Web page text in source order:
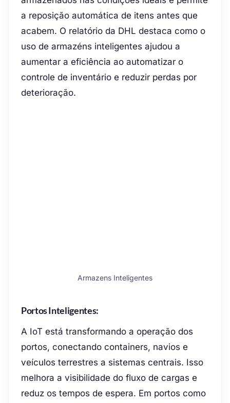
a reposição automática de itens antes que
acabem. O relatório da DHL destaca como o
uso de armazéns inteligentes ajudou a
aumentar a eficiência ao automatizar o
controle de inventário e reduzir perdas por
deterioração.
Armazens Inteligentes
Portos Inteligentes:
A IoT está transformando a operação dos
portos, conectando containers, navios e
veículos terrestres a sistemas centrais. Isso
melhora a visibilidade do fluxo de cargas e
reduz os tempos de espera. Em portos como